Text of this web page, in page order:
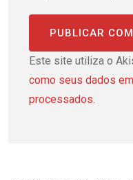
Este site utiliza o
como seus dados
processados.